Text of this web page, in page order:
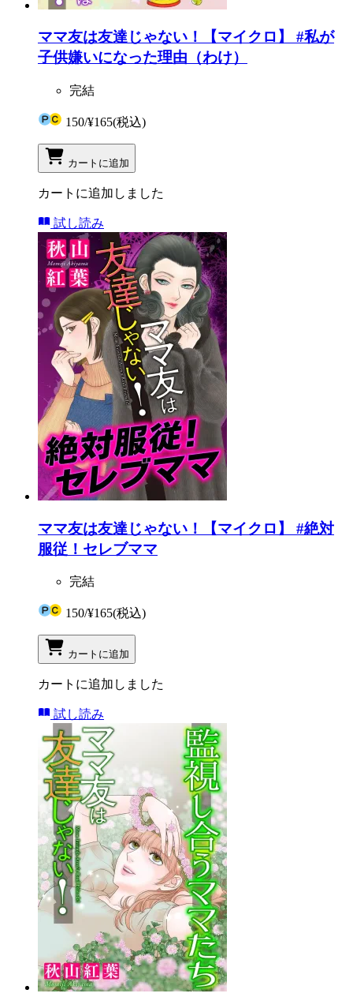
ママ友は友達じゃない！【マイクロ】 #私が
子供嫌いになった理由（わけ）
完結
150/¥165(税込)
カートに追加
カートに追加しました
試し読み
ママ友は友達じゃない！【マイクロ】 #絶対
服従！セレブママ
完結
150/¥165(税込)
カートに追加
カートに追加しました
試し読み